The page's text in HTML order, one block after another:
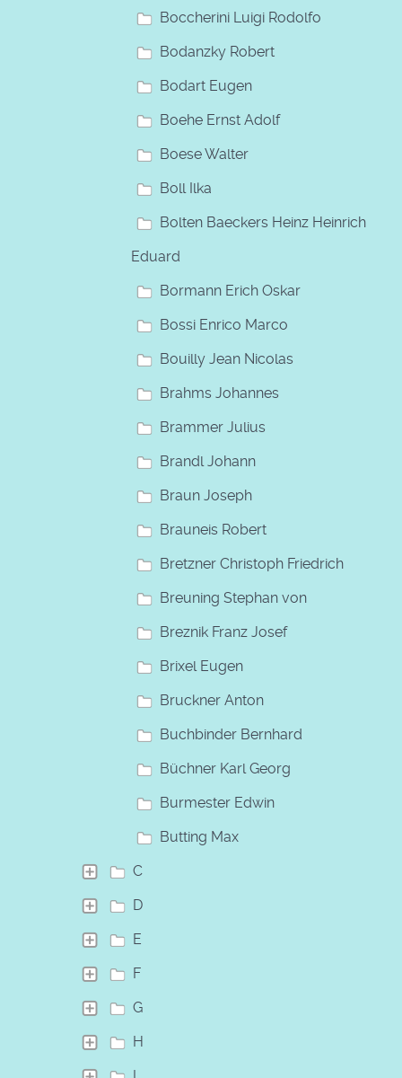
Boccherini Luigi Rodolfo
Bodanzky Robert
Bodart Eugen
Boehe Ernst Adolf
Boese Walter
Boll Ilka
Bolten Baeckers Heinz Heinrich
Eduard
Bormann Erich Oskar
Bossi Enrico Marco
Bouilly Jean Nicolas
Brahms Johannes
Brammer Julius
Brandl Johann
Braun Joseph
Brauneis Robert
Bretzner Christoph Friedrich
Breuning Stephan von
Breznik Franz Josef
Brixel Eugen
Bruckner Anton
Buchbinder Bernhard
Büchner Karl Georg
Burmester Edwin
Butting Max
C
D
E
F
G
H